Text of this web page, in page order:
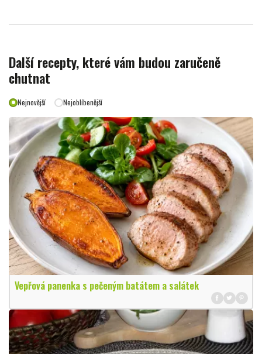
Další recepty, které vám budou zaručeně
chutnat
Nejnovější Nejoblíbenější
Vepřová panenka s pečeným batátem a salátek